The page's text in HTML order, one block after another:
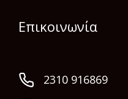
Επικοινωνία
2310 916869